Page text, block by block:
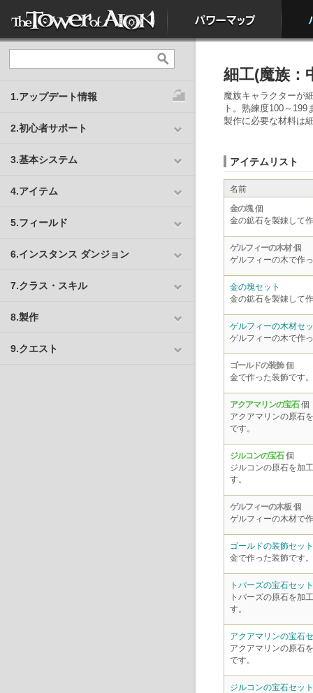
1.アップデート情報
2.初心者サポート
3.基本システム
4.アイテム
5.フィールド
6.インスタンス ダンジョン
7.クラス・スキル
8.製作
9.クエスト
細工(魔族：
魔族キャラクターが
ト。熟練度100～199
製作に必要な材料は
アイテムリスト
名前
金の塊個
金の鉱石を製錬して
ゲルフィーの木材個
ゲルフィーの木で作
金の塊セット
金の鉱石を製錬して
ゲルフィーの木材セ
ゲルフィーの木で作
ゴールドの装飾個
金で作った装飾です。
アクアマリンの宝石個
アクアマリンの原石
です。
ジルコンの宝石個
ジルコンの原石を加
す。
ゲルフィーの木板 個
ゲルフィーの木材で
ゴールドの装飾セット
金で作った装飾です。
トパーズの宝石セット
トパーズの原石を加
す。
アクアマリンの宝石
アクアマリンの原石
です。
ジルコンの宝石セット